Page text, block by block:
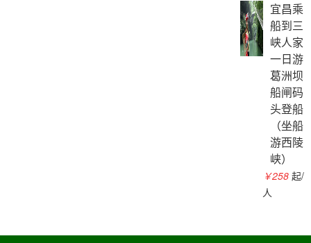
宜昌乘
船到三
峡人家
一日游
葛洲坝
船闸码
头登船
（坐船
游西陵
峡）
￥258 起/
人